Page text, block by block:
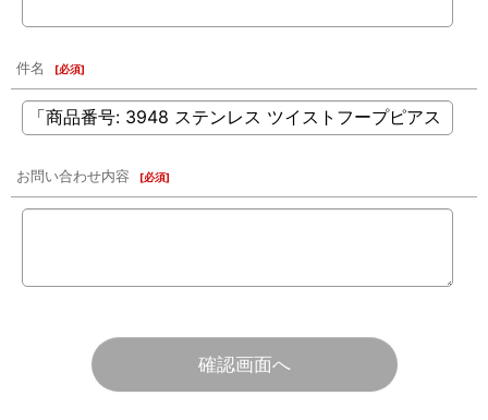
件名 [必須]
お問い合わせ内容 [必須]
確認画面へ